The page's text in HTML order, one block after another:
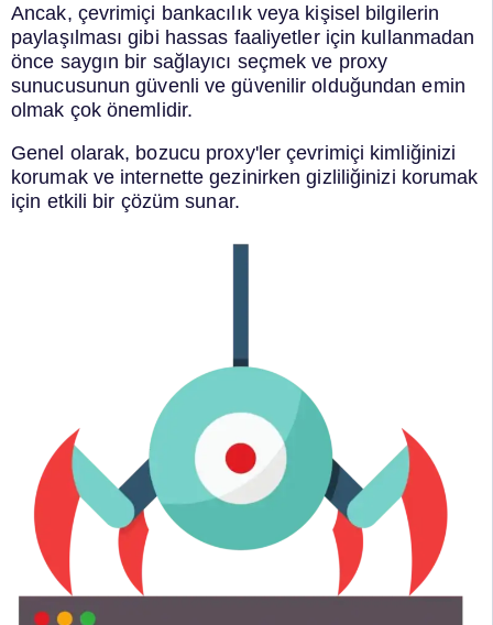
Ancak, çevrimiçi bankacılık veya kişisel bilgilerin
paylaşılması gibi hassas faaliyetler için kullanmadan
önce saygın bir sağlayıcı seçmek ve proxy
sunucusunun güvenli ve güvenilir olduğundan emin
olmak çok önemlidir.
Genel olarak, bozucu proxy'ler çevrimiçi kimliğinizi
korumak ve internette gezinirken gizliliğinizi korumak
için etkili bir çözüm sunar.